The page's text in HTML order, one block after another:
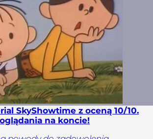
SkyShowtime z oceną 10/10.
na koncie!